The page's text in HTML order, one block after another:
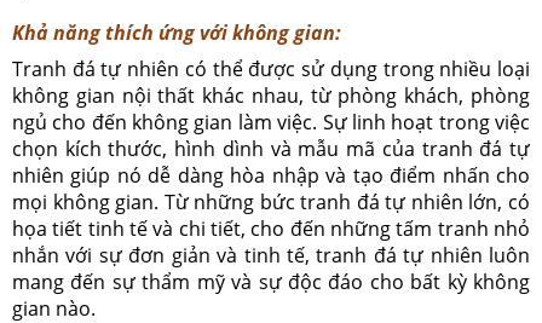
Khả năng thích ứng với không gian:
Tranh đá tự nhiên có thể được sử dụng trong nhiều loại
không gian nội thất khác nhau, từ phòng khách, phòng
ngủ cho đến không gian làm việc. Sự linh hoạt trong việc
chọn kích thước, hình dình và mẫu mã của tranh đá tự
nhiên giúp nó dễ dàng hòa nhập và tạo điểm nhấn cho
mọi không gian. Từ những bức tranh đá tự nhiên lớn, có
họa tiết tinh tế và chi tiết, cho đến những tấm tranh nhỏ
nhắn với sự đơn giản và tinh tế, tranh đá tự nhiên luôn
mang đến sự thẩm mỹ và sự độc đáo cho bất kỳ không
gian nào.